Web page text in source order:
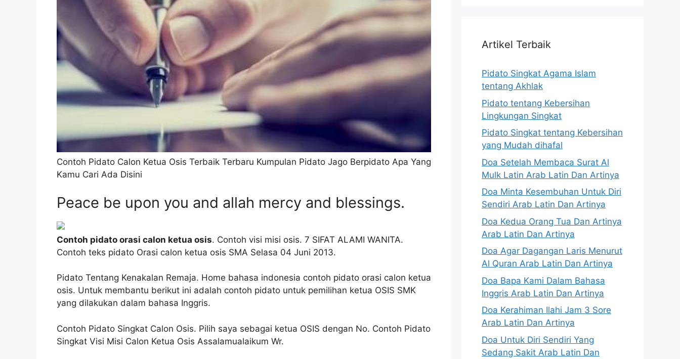
Contoh Pidato Calon Ketua Osis Terbaik Terbaru Kumpulan Pidato Jago Berpidato Apa Yang
Kamu Cari Ada Disini
Peace be upon you and allah mercy and blessings.
Contoh pidato orasi calon ketua osis. Contoh visi misi osis. 7 SIFAT ALAMI WANITA.
Contoh teks pidato Orasi calon ketua osis SMA Selasa 04 Juni 2013.
Pidato Tentang Kenakalan Remaja. Home bahasa indonesia contoh pidato orasi calon ketua
osis. Untuk membantu berikut ini adalah contoh pidato untuk pemilihan ketua OSIS SMK
yang dilakukan dalam bahasa Inggris.
Contoh Pidato Singkat Calon Osis. Pilih saya sebagai ketua OSIS dengan No. Contoh Pidato
Singkat Visi Misi Calon Ketua Osis Assalamualaikum Wr.
Artikel Terbaik
Pidato Singkat Agama Islam
tentang Akhlak
Pidato tentang Kebersihan
Lingkungan Singkat
Pidato Singkat tentang Kebersihan
yang Mudah dihafal
Doa Setelah Membaca Surat Al
Mulk Latin Arab Latin Dan Artinya
Doa Minta Kesembuhan Untuk Diri
Sendiri Arab Latin Dan Artinya
Doa Kedua Orang Tua Dan Artinya
Arab Latin Dan Artinya
Doa Agar Dagangan Laris Menurut
Al Quran Arab Latin Dan Artinya
Doa Bapa Kami Dalam Bahasa
Inggris Arab Latin Dan Artinya
Doa Kerahiman Ilahi Jam 3 Sore
Arab Latin Dan Artinya
Doa Untuk Diri Sendiri Yang
Sedang Sakit Arab Latin Dan